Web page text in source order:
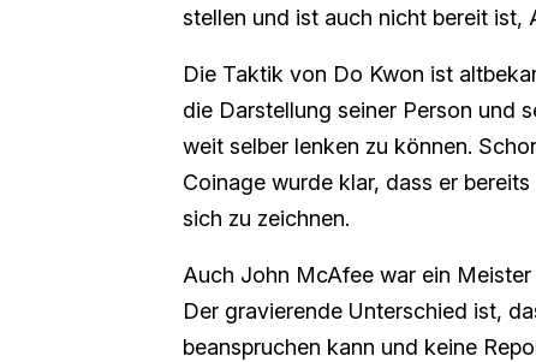
stellen und ist auch nicht bereit ist,
Die Taktik von Do Kwon ist
die Darstellung seiner Person und
weit selber lenken zu können.
Coinage wurde klar, dass er
sich zu zeichnen.
Auch John McAfee war ein
Der gravierende Unterschied ist,
beanspruchen kann und keine